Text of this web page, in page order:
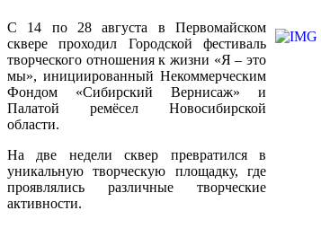
C 14 по 28 августа в Первомайском
сквере проходил Городской фестиваль
творческого отношения к жизни «Я – это
мы», инициированный Некоммерческим
Фондом «Сибирский Вернисаж» и
Палатой ремёсел Новосибирской
области.
На две недели сквер превратился в
уникальную творческую площадку, где
проявлялись различные творческие
активности.